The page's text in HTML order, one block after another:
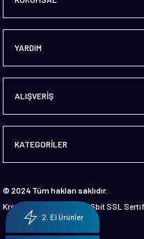
YARDIM
ALIŞVERİŞ
KATEGORİLER
© 2024 Tüm hakları saklıdır.
Kredi kartı bilgileriniz 256bit SSL
2. El Ürünler